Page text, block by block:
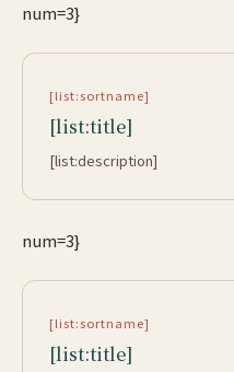
num=3}
[list:sortname]
[list:title]
[list:description]
num=3}
[list:sortname]
[list:title]